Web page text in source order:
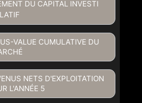
DU CAPITAL INVESTI
VALUE CUMULATIVE DU
NETS D'EXPLOITATION
L'ANNÉE 5